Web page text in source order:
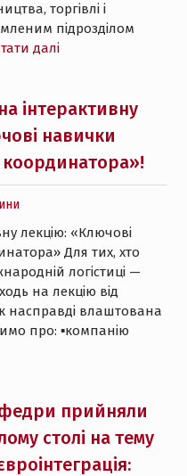
торгівлі і
підрозділом
далі
інтерактивну
навички
координатора»!
лекцію: «Ключові
Для тих, хто
логістиці —
на лекцію від
насправді влаштована
про: ▪️компанію
прийняли
столі на тему